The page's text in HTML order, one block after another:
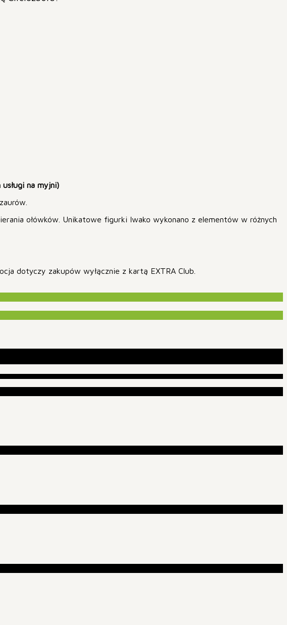
na myjni)
ołówków. Unikatowe figurki Iwako wykonano z elementów w różnych
dotyczy zakupów wyłącznie z kartą EXTRA Club.